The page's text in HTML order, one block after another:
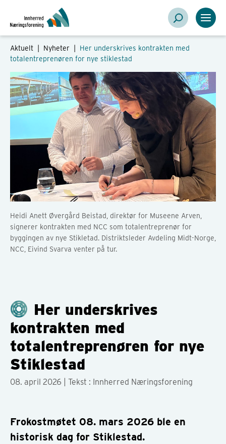
Aktuelt | Nyheter
Her underskrives kontrakten med
totalentreprenøren for nye stiklestad
Heidi Anett Øvergård Beistad, direktør for Museene Arven,
signerer kontrakten med NCC som totalentreprenør for
byggingen av nye Stikletad. Distriktsleder Avdeling Midt-Norge,
NCC, Eivind Svarva venter på tur.
Her underskrives
kontrakten med
totalentreprenøren for nye
Stiklestad
08. april 2026 | Tekst : Innherred Næringsforening
Frokostmøtet 08. mars 2026 ble en
historisk dag for Stiklestad.